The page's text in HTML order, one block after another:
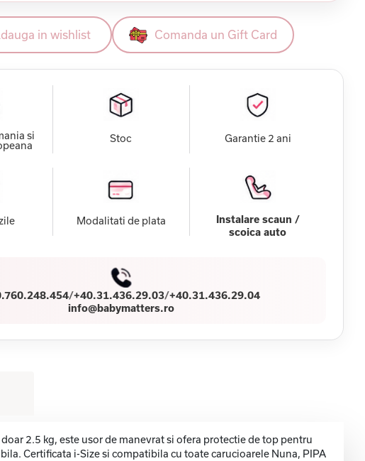
in wishlist Comanda un Gift Card
si
Stoc Garantie 2 ani
Modalitati de plata
Instalare scaun /
scoica auto
/+40.31.436.29.03/+40.31.436.29.04
info@babymatters.ro
2.5 kg, este usor de manevrat si ofera protectie de top pentru
Certificata i-Size si compatibila cu toate carucioarele Nuna, PIPA